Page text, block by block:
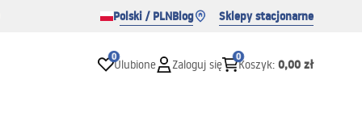
Polski / PLNBlog Sklepy stacjonarne
0
Ulubione Zaloguj się
0
Koszyk: 0,00 zł